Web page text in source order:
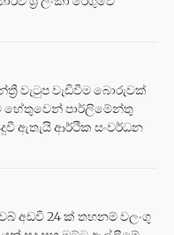
වැටුප වැඩිවීම බොරුවක්
හේතුවෙන් පාර්ලිමේන්තු
ඇතැයි ආර්ථික සංවර්ධන
අඩවි 24 ක් තහනම් වලංගු